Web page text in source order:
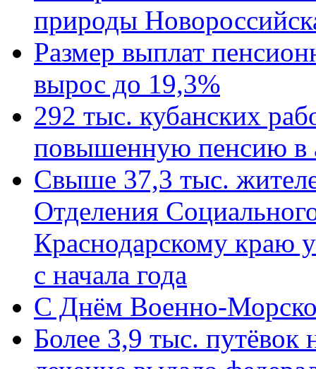
природы
Размер выплат
вырос до 19,3%
292 тыс. кубанских
повышенную пенсию в
Свыше 37,3 тыс.
Отделения
Краснодарскому краю
с начала года
C Днём Военно-
Более 3,9 тыс. путёвок